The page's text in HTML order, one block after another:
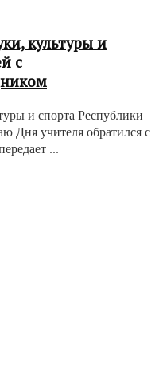
культуры и
с
и спорта Республики
Дня учителя обратился с
...